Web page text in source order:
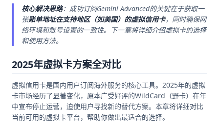
核心解决思路：成功订阅Gemini Advanced的关键在于获取一
张账单地址在支持地区（如美国）的虚拟信用卡，同时确保网
络环境和账号设置的一致性。下一章将详细介绍虚拟卡的选择
和使用方法。
2025年虚拟卡方案全对比
虚拟信用卡是国内用户订阅海外服务的核心工具。2025年的虚拟
卡市场经历了显著变化，原本广受好评的WildCard（野卡）在年
中宣布停止运营，迫使用户寻找新的替代方案。本章将详细对比
当前可用的虚拟卡平台，帮助你做出最适合的选择。